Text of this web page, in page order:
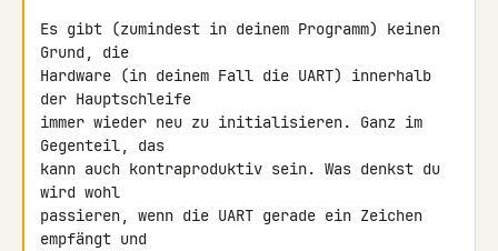
Es gibt (zumindest in deinem Programm) keinen
Grund, die
Hardware (in deinem Fall die UART) innerhalb
der Hauptschleife
immer wieder neu zu initialisieren. Ganz im
Gegenteil, das
kann auch kontraproduktiv sein. Was denkst du
wird wohl
passieren, wenn die UART gerade ein Zeichen
empfängt und